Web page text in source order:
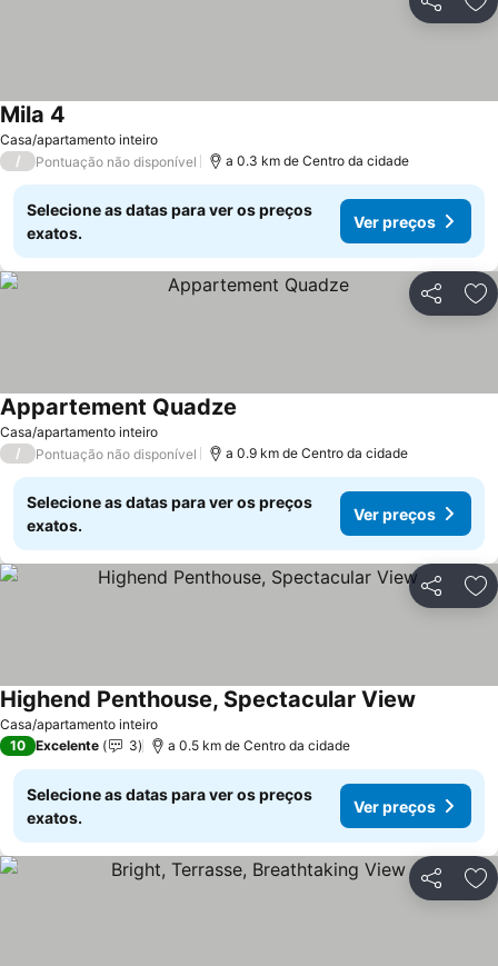
Partilhar
Casa/apartamento inteiro
Mila 4
/ Pontuação não disponível a 0.3 km de Centro da cidade
Selecione as datas para ver os preços
exatos.
Ver preços
Partilhar
Casa/apartamento inteiro
Appartement Quadze
/ Pontuação não disponível a 0.9 km de Centro da cidade
Selecione as datas para ver os preços
exatos.
Ver preços
Partilhar
Casa/apartamento inteiro
Highend Penthouse, Spectacular View
10 Excelente 3 a 0.5 km de Centro da cidade
Selecione as datas para ver os preços
exatos.
Ver preços
Partilhar